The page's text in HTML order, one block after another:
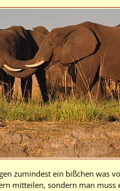
zumindest ein bißchen was
mitteilen, sondern man muss